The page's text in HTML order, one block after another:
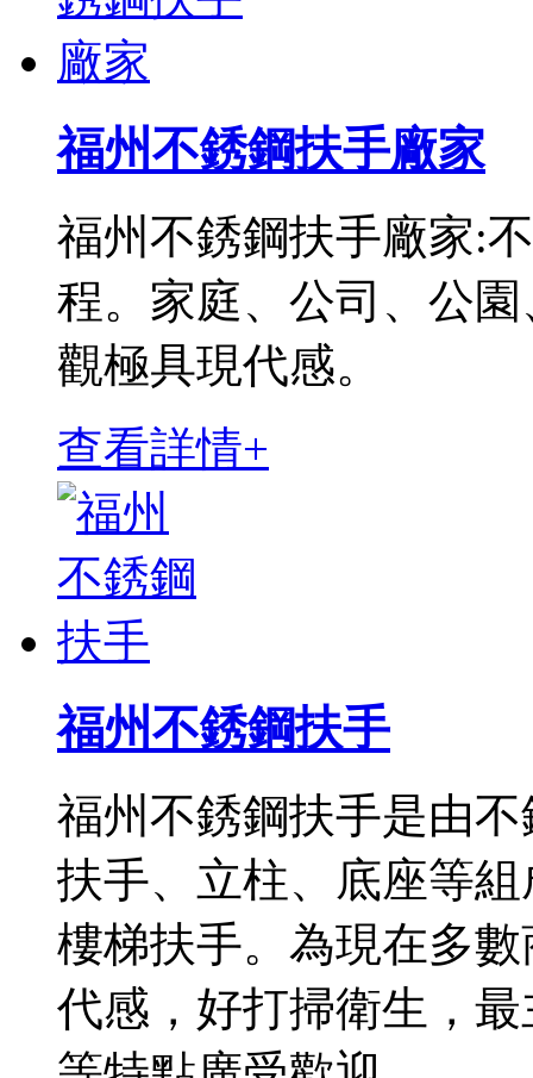
福州不銹鋼扶手廠家
福州不銹鋼扶手廠家:
程。家庭、公司、公
觀極具現代感。
查看詳情+
福州不銹鋼扶手
福州不銹鋼扶手是由
扶手、立柱、底座等
樓梯扶手。為現在多
代感，好打掃衛生，